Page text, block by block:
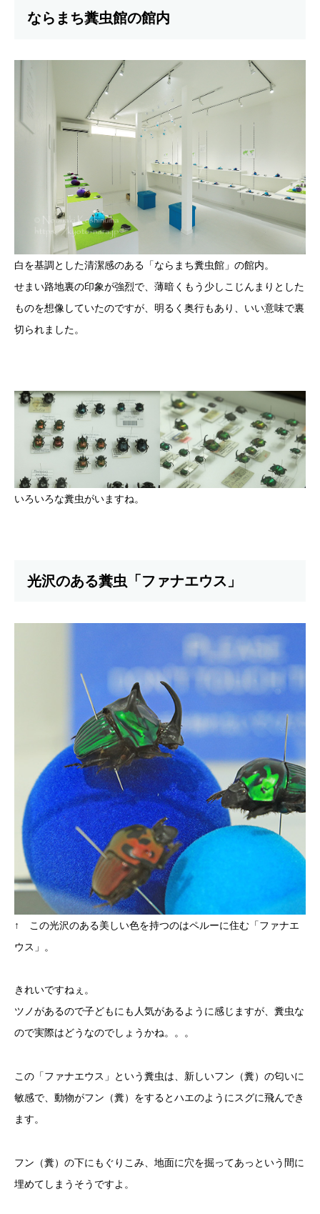
ならまち糞虫館の館内
白を基調とした清潔感のある「ならまち糞虫館」の館内。
せまい路地裏の印象が強烈で、薄暗くもう少しこじんまりとした
ものを想像していたのですが、明るく奥行もあり、いい意味で裏
切られました。
いろいろな糞虫がいますね。
光沢のある糞虫「ファナエウス」
↑ この光沢のある美しい色を持つのはペルーに住む「ファナエ
ウス」。
きれいですねぇ。
ツノがあるので子どもにも人気があるように感じますが、糞虫な
ので実際はどうなのでしょうかね。。。
この「ファナエウス」という糞虫は、新しいフン（糞）の匂いに
敏感で、動物がフン（糞）をするとハエのようにスグに飛んでき
ます。
フン（糞）の下にもぐりこみ、地面に穴を掘ってあっという間に
埋めてしまうそうですよ。